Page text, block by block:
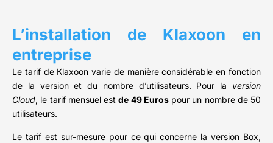
L’installation de Klaxoon en
entreprise
Le tarif de Klaxoon varie de manière considérable en fonction
de la version et du nombre d’utilisateurs. Pour la version
Cloud, le tarif mensuel estde 49 Eurospour un nombre de 50
utilisateurs.
Le tarif est sur-mesure pour ce qui concerne la version Box,